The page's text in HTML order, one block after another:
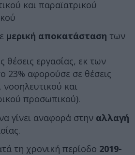
και παραϊατρικού
μερική αποκατάσταση των
θέσεις εργασίας, εκ των
23% αφορούσε σε θέσεις
νοσηλευτικού και
προσωπικού).
γίνει αναφορά στην αλλαγή
τη χρονική περίοδο 2019-